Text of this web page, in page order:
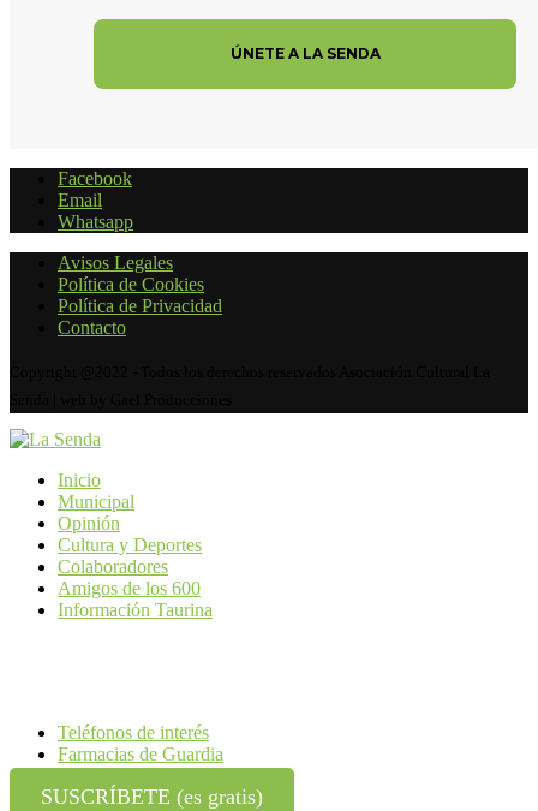
Facebook
Email
Whatsapp
Avisos Legales
Política de Cookies
Política de Privacidad
Contacto
Inicio
Municipal
Opinión
Cultura y Deportes
Colaboradores
Amigos de los 600
Información Taurina
Teléfonos de interés
Farmacias de Guardia
SUSCRÍBETE (es gratis)